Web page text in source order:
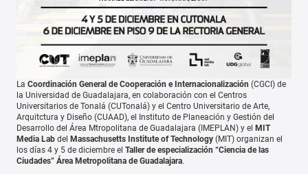
La Coordinación General de Cooperación e Internacionalización (CGCI) de
la Universidad de Guadalajara, en colaboración con el Centros
Universitarios de Tonalá (CUTonalá) y el Centro Universitario de Arte,
Arquitctura y Diseño (CUAAD), el Instituto de Planeación y Gestión del
Desarrollo del Área Mtropolitana de Guadalajara (IMEPLAN) y el MIT
Media Lab del Massachusetts Institute of Technology (MIT) organizan el
los días 4 y 5 de diciembre el Taller de especialización “Ciencia de las
Ciudades” Área Metropolitana de Guadalajara.